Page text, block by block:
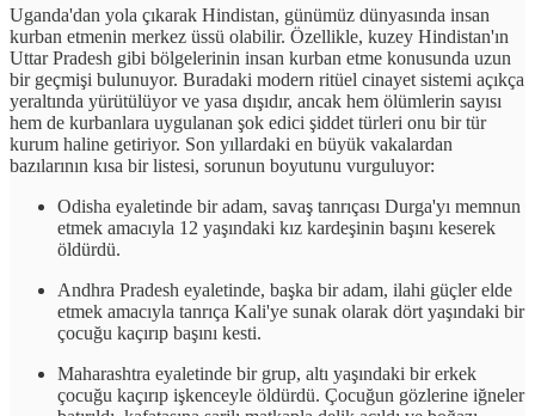
Uganda'dan yola çıkarak Hindistan, günümüz dünyasında insan
kurban etmenin merkez üssü olabilir. Özellikle, kuzey Hindistan'ın
Uttar Pradesh gibi bölgelerinin insan kurban etme konusunda uzun
bir geçmişi bulunuyor. Buradaki modern ritüel cinayet sistemi açıkça
yeraltında yürütülüyor ve yasa dışıdır, ancak hem ölümlerin sayısı
hem de kurbanlara uygulanan şok edici şiddet türleri onu bir tür
kurum haline getiriyor. Son yıllardaki en büyük vakalardan
bazılarının kısa bir listesi, sorunun boyutunu vurguluyor:
Odisha eyaletinde bir adam, savaş tanrıçası Durga'yı memnun
etmek amacıyla 12 yaşındaki kız kardeşinin başını keserek
öldürdü.
Andhra Pradesh eyaletinde, başka bir adam, ilahi güçler elde
etmek amacıyla tanrıça Kali'ye sunak olarak dört yaşındaki bir
çocuğu kaçırıp başını kesti.
Maharashtra eyaletinde bir grup, altı yaşındaki bir erkek
çocuğu kaçırıp işkenceyle öldürdü. Çocuğun gözlerine iğneler